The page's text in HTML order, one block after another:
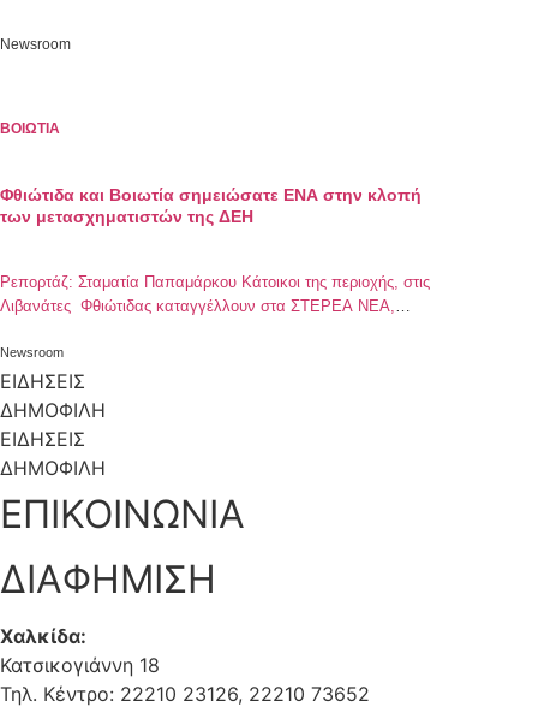
Newsroom
ΒΟΙΩΤΙΑ
Φθιώτιδα και Βοιωτία σημειώσατε ΕΝΑ στην κλοπή
των μετασχηματιστών της ΔΕΗ
Ρεπορτάζ: Σταματία Παπαμάρκου Κάτοικοι της περιοχής, στις
Λιβανάτες Φθιώτιδας καταγγέλλουν στα ΣΤΕΡΕΑ ΝΕΑ,
περιοχής, στην οποία διαμένουν προσωρινά και οι ίδιοι.
Συγκεκριμένα, βάζουν φωτιές σε καλώδια της ΔΕΗ αλλά και
σε οικιακά ποτιστικά και σε ξερά χόρτα, το οποίο είναι και
Newsroom
ΕΙΔΗΣΕΙΣ
ΔΗΜΟΦΙΛΗ
ΕΙΔΗΣΕΙΣ
ΔΗΜΟΦΙΛΗ
ΕΠΙΚΟΙΝΩΝΙΑ
ΔΙΑΦΗΜΙΣΗ
Χαλκίδα:
Κατσικογιάννη 18
Τηλ. Κέντρο: 22210 23126, 22210 73652